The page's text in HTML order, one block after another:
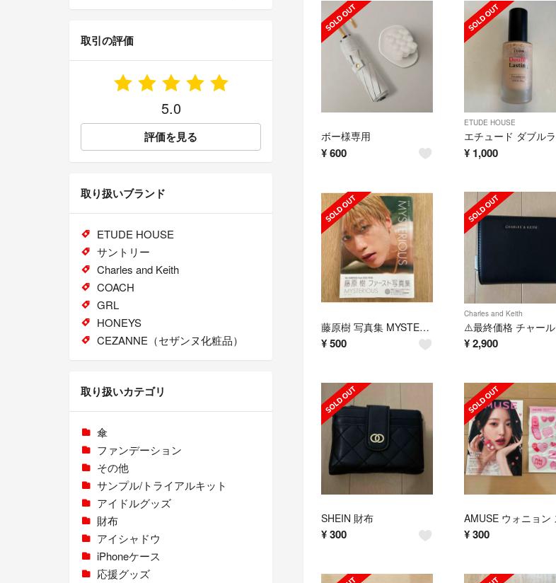
ボー様専用
¥600
ETUDE HOUSE
¥ 1,000
藤原樹 写真集 MYSTERIOUS
¥500
Charles and Keith
¥2,900
SHEIN 財布
¥300 ¥300
取引の評価
5.0
評価を見る
取り扱いブランド
ETUDE HOUSE
サントリー
Charles and Keith
COACH
GRL
HONEYS
CEZANNE（セザンヌ化粧品）
取り扱いカテゴリ
傘
ファンデーション
その他
サンプル/トライアルキット
アイドルグッズ
財布
アイシャドウ
iPhoneケース
応援グッズ